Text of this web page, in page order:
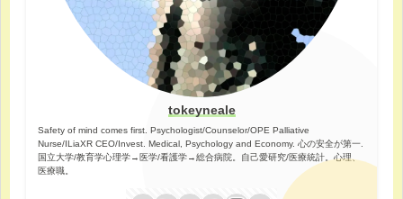
tokeyneale
Safety of mind comes first. Psychologist/Counselor/OPE Palliative
Nurse/ILiaXR CEO/Invest. Medical, Psychology and Economy. 心の安全が第一.
国立大学/教育学心理学→医学/看護学→総合病院。自己愛研究/医療統計。心理、
医療職。